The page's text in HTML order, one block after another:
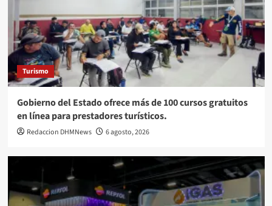
Turismo
Gobierno del Estado ofrece más de 100 cursos gratuitos
en línea para prestadores turísticos.
Redaccion DHMNews 6 agosto, 2026